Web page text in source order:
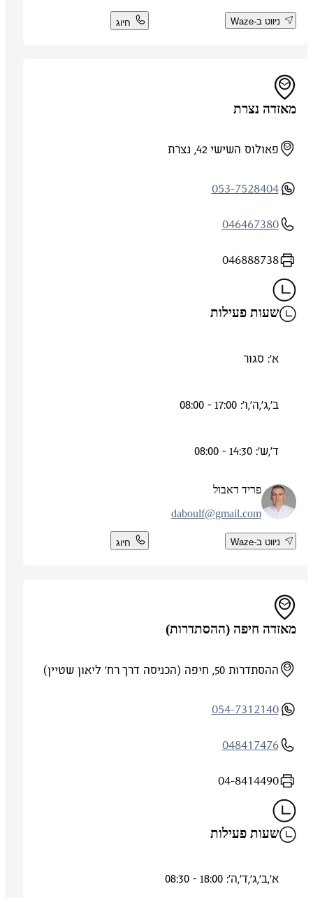
ניווט ב-Waze חיוג
מאזדה נצרת
פאולוס השישי 42, נצרת
053-7528404
046467380
046888738
שעות פעילות
א': סגור
ב',ג',ה',ו': 17:00 - 08:00
ד',ש': 14:30 - 08:00
פריד דאבול
daboulf@gmail.com
ניווט ב-Waze חיוג
מאזדה חיפה (ההסתדרות)
ההסתדרות 50, חיפה (הכניסה דרך רח' ליאון שטיין)
054-7312140
048417476
04-8414490
שעות פעילות
א',ב',ג',ד',ה': 18:00 - 08:30